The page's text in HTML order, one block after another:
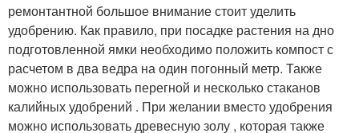
ремонтантной большое внимание стоит уделить
удобрению. Как правило, при посадке растения на дно
подготовленной ямки необходимо положить компост с
расчетом в два ведра на один погонный метр. Также
можно использовать перегной и несколько стаканов
калийных удобрений . При желании вместо удобрения
можно использовать древесную золу , которая также